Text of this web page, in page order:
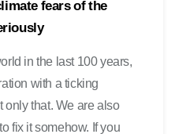
fears of the
in the last 100 years,
with a ticking
only that. We are also
fix it somehow. If you